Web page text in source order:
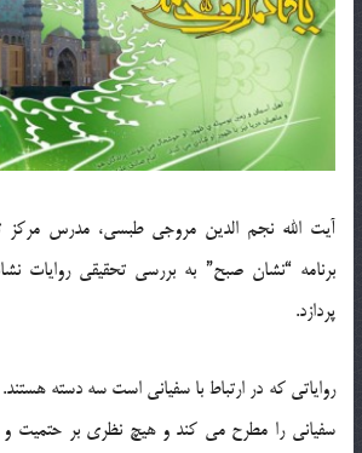
آیت الله نجم الدین مروجی طبسی، مدرس
برنامه “نشان صبح” به بررسی تحقیقی روایات
پردازد.
روایاتی که در ارتباط با سفیانی است سه دسته
سفیانی را مطرح می کند و هیچ نظری بر حتمیت و